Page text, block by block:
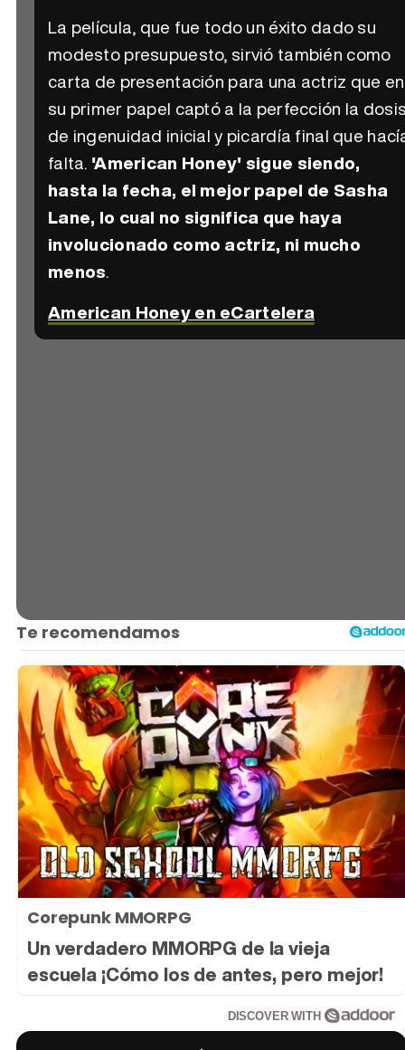
La película, que fue todo un éxito dado su
modesto presupuesto, sirvió también como
carta de presentación para una actriz que en
su primer papel captó a la perfección la
de ingenuidad inicial y picardía final que
falta. 'American Honey' sigue siendo,
hasta la fecha, el mejor papel de Sasha
Lane, lo cual no significa que haya
involucionado como actriz, ni mucho
menos.
American Honey en eCartelera
Corepunk MMORPG
Un verdadero MMORPG de la vieja
escuela ¡Cómo los de antes, pero mejor!
DISCOVER WITH